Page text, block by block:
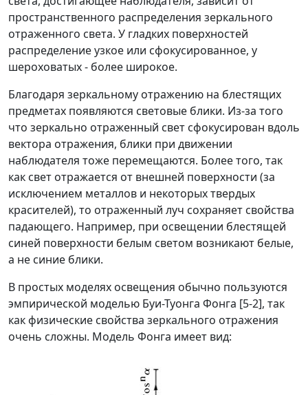
пространственного распределения зеркального
отраженного света. У гладких поверхностей
распределение узкое или сфокусированное, у
шероховатых - более широкое.
Благодаря зеркальному отражению на блестящих
предметах появляются световые блики. Из-за того
что зеркально отраженный свет сфокусирован вдоль
вектора отражения, блики при движении
наблюдателя тоже перемещаются. Более того, так
как свет отражается от внешней поверхности (за
исключением металлов и некоторых твердых
красителей), то отраженный луч сохраняет свойства
падающего. Например, при освещении блестящей
синей поверхности белым светом возникают белые,
а не синие блики.
В простых моделях освещения обычно пользуются
эмпирической моделью Буи-Туонга Фонга [5-2], так
как физические свойства зеркального отражения
очень сложны. Модель Фонга имеет вид: